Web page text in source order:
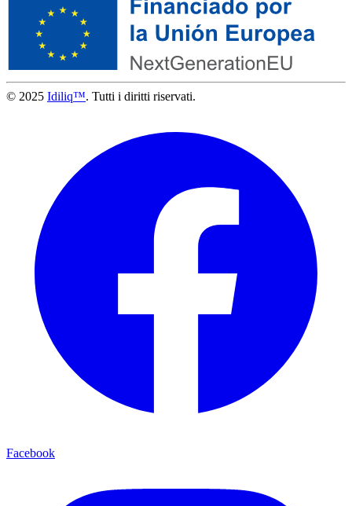
© 2025 Idiliq™. Tutti i diritti riservati.
Facebook